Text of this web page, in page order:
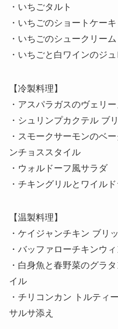
・いちごタルト
・いちごのショートケーキ
・いちごのシュークリーム
・いちごと白ワインのジュ
【冷製料理】
・アスパラガスのヴェリ
・シュリンプカクテル ブ
・スモークサーモンのベ
ンチョススタイル
・ウォルドーフ風サラダ
・チキングリルとワイル
【温製料理】
・ケイジャンチキン ブリ
・バッファローチキンウ
・白身魚と春野菜のグラ
イル
・チリコンカン トルティ
サルサ添え